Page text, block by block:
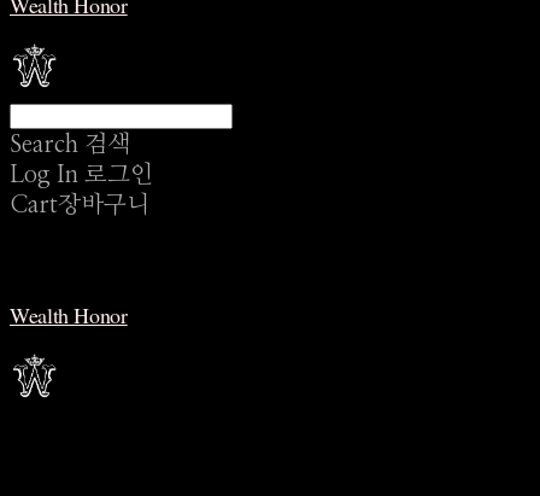
Search 검색
Log In 로그인
Cart장바구니
Wealth Honor